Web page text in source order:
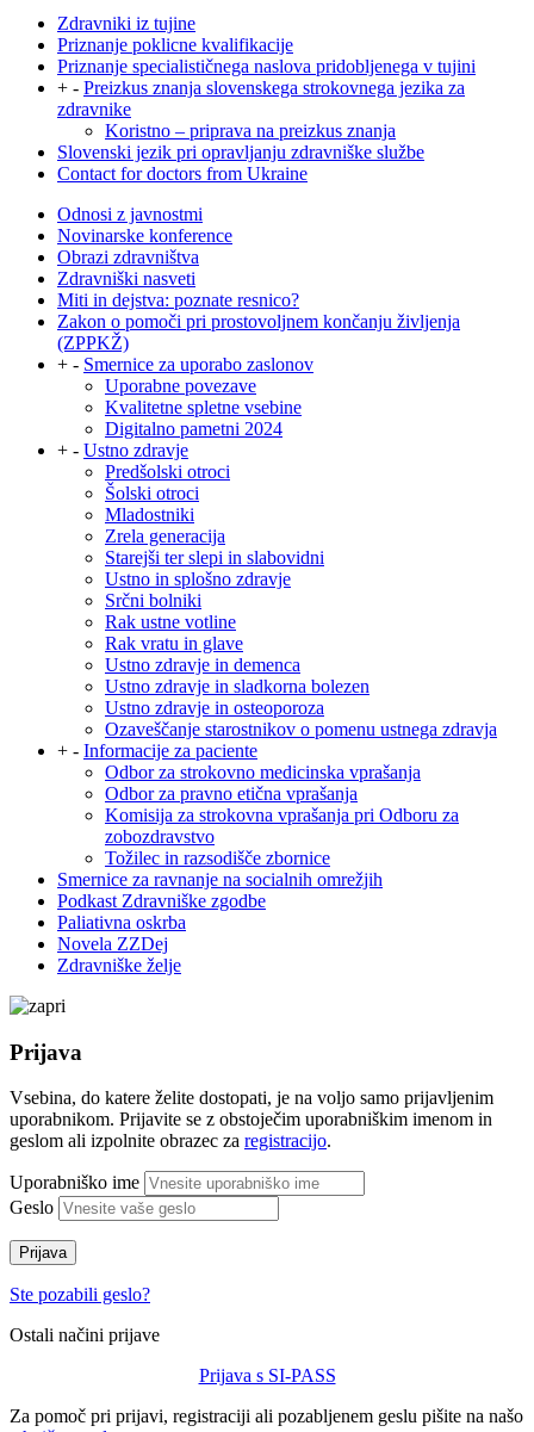
Zdravniki iz tujine
Priznanje poklicne kvalifikacije
Priznanje specialističnega naslova pridobljenega v tujini
+ - Preizkus znanja slovenskega strokovnega jezika za
zdravnike
Koristno – priprava na preizkus znanja
Slovenski jezik pri opravljanju zdravniške službe
Contact for doctors from Ukraine
Odnosi z javnostmi
Novinarske konference
Obrazi zdravništva
Zdravniški nasveti
Miti in dejstva: poznate resnico?
Zakon o pomoči pri prostovoljnem končanju življenja
(ZPPKŽ)
+ - Smernice za uporabo zaslonov
Uporabne povezave
Kvalitetne spletne vsebine
Digitalno pametni 2024
+ - Ustno zdravje
Predšolski otroci
Šolski otroci
Mladostniki
Zrela generacija
Starejši ter slepi in slabovidni
Ustno in splošno zdravje
Srčni bolniki
Rak ustne votline
Rak vratu in glave
Ustno zdravje in demenca
Ustno zdravje in sladkorna bolezen
Ustno zdravje in osteoporoza
Ozaveščanje starostnikov o pomenu ustnega zdravja
+ - Informacije za paciente
Odbor za strokovno medicinska vprašanja
Odbor za pravno etična vprašanja
Komisija za strokovna vprašanja pri Odboru za
zobozdravstvo
Tožilec in razsodišče zbornice
Smernice za ravnanje na socialnih omrežjih
Podkast Zdravniške zgodbe
Paliativna oskrba
Novela ZZDej
Zdravniške želje
Prijava
Vsebina, do katere želite dostopati, je na voljo samo prijavljenim
uporabnikom. Prijavite se z obstoječim uporabniškim imenom in
geslom ali izpolnite obrazec za registracijo.
Uporabniško ime
Geslo
Prijava
Ste pozabili geslo?
Ostali načini prijave
Prijava s SI-PASS
Za pomoč pri prijavi, registraciji ali pozabljenem geslu pišite na našo